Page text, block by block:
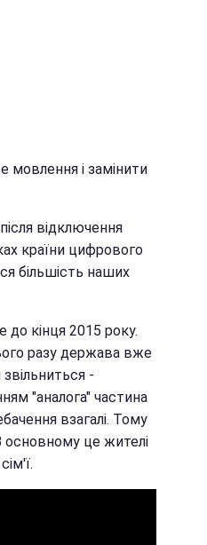
мовлення і замінити
відключення
країни цифрового
більшість наших
кінця 2015 року.
разу держава вже
-
"аналога" частина
взагалі. Тому
основному це жителі